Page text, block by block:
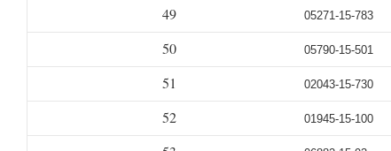
49
05271-15-783
50
05790-15-501
51
02043-15-730
52
01945-15-100